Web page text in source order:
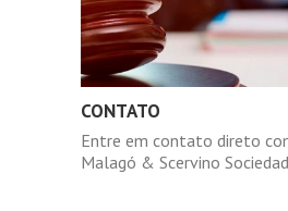
CONTATO
Entre em contato direto
Malagó & Scervino